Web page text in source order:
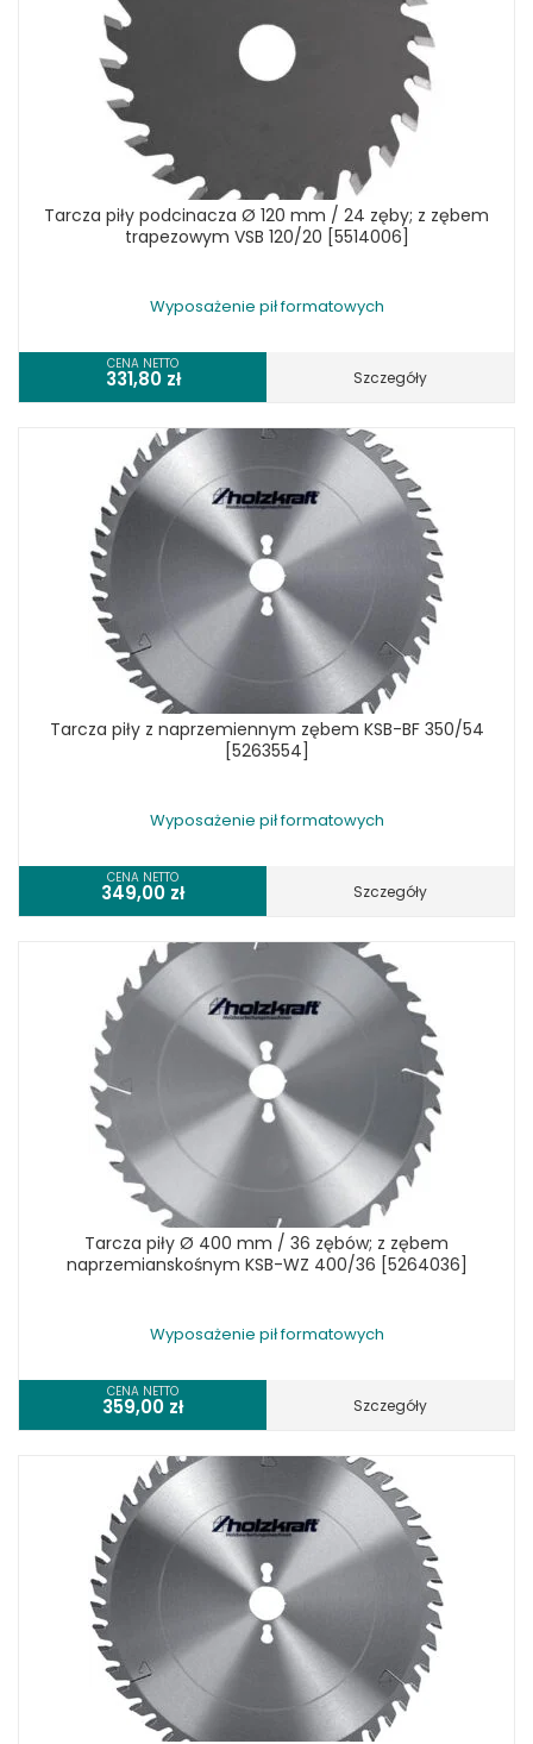
Tarcza piły podcinacza Ø 120 mm / 24 zęby; z zębem
trapezowym VSB 120/20 [5514006]
Wyposażenie pił formatowych
CENA NETTO
331,80 zł Szczegóły
Tarcza piły z naprzemiennym zębem KSB-BF 350/54
[5263554]
Wyposażenie pił formatowych
CENA NETTO
349,00 zł Szczegóły
Tarcza piły Ø 400 mm / 36 zębów; z zębem
naprzemianskośnym KSB-WZ 400/36 [5264036]
Wyposażenie pił formatowych
CENA NETTO
359,00 zł Szczegóły